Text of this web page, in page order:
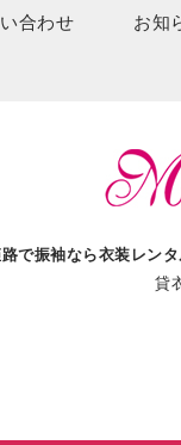
合わせ お知
で振袖なら衣装レン
貸